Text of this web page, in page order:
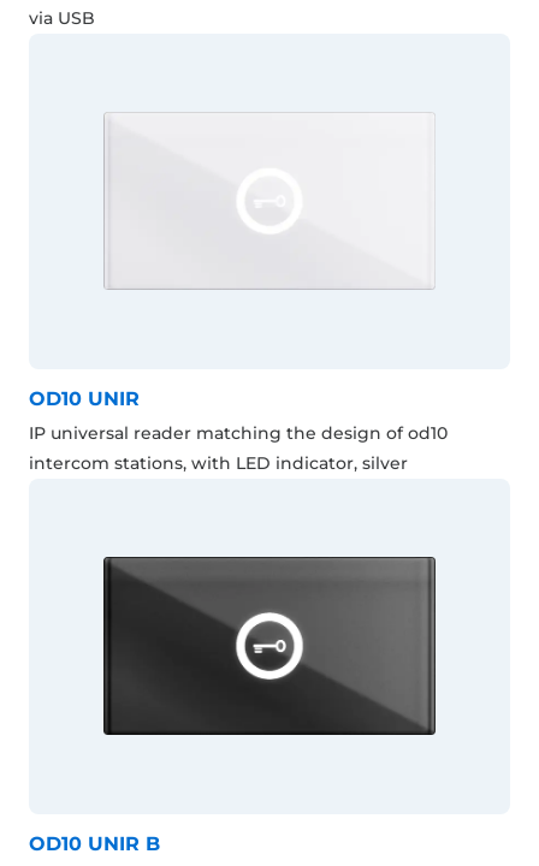
via USB
OD10 UNIR
IP universal reader matching the design of od10
intercom stations, with LED indicator, silver
OD10 UNIR B